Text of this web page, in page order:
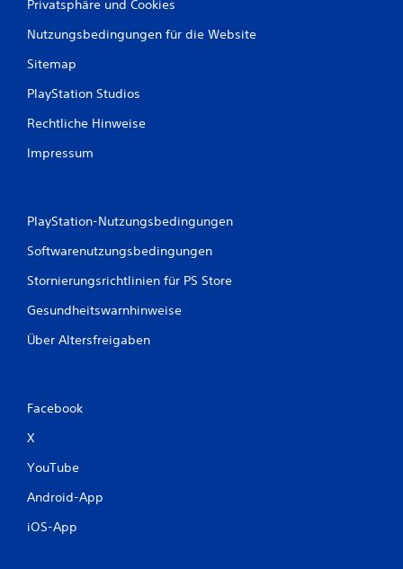
Privatsphäre und Cookies
Nutzungsbedingungen für die Website
Sitemap
PlayStation Studios
Rechtliche Hinweise
Impressum
PlayStation-Nutzungsbedingungen
Softwarenutzungsbedingungen
Stornierungsrichtlinien für PS Store
Gesundheitswarnhinweise
Über Altersfreigaben
Facebook
X
YouTube
Android-App
iOS-App